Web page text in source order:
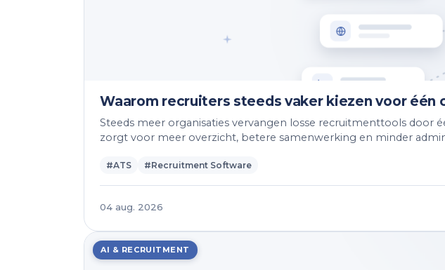
Waarom recruiters steeds vaker kiezen voor
Steeds meer organisaties vervangen losse recruitmenttools
zorgt voor meer overzicht, betere samenwerking en minder
#ATS #Recruitment Software
04 aug. 2026
AI & RECRUITMENT